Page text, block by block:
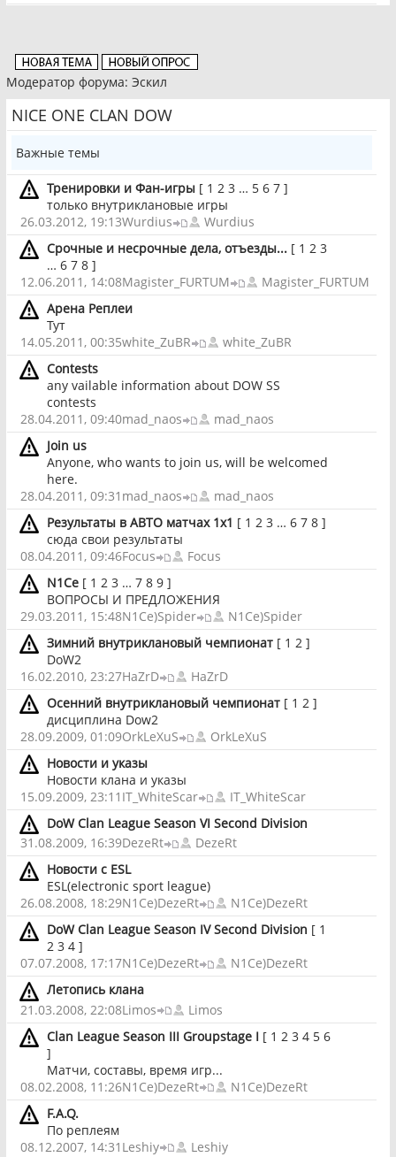
Модератор форума: Эскил
NICE ONE CLAN DOW
Важные темы
Тренировки и Фан-игры [ 1 2 3… 5 6 7]
только внутриклановые игры
26.03.2012, 19:13Wurdius
Wurdius
Срочные и несрочные дела, отъезды... [ 1 2 3
… 6 7 8]
12.06.2011, 14:08Magister_FURTUM
Magister_FURTUM
Арена Реплеи
Тут
14.05.2011, 00:35white_ZuBR
white_ZuBR
Contests
any vailable information about DOW SS
contests
28.04.2011, 09:40mad_naos
mad_naos
Join us
Anyone, who wants to join us, will be welcomed
here.
28.04.2011, 09:31 mad_naos
mad_naos
Результаты в АВТО матчах 1х1 [ 1 2 3… 6 7 8]
сюда свои результаты
08.04.2011, 09:46Focus
Focus
N1Ce [ 1 2 3… 7 8 9]
ВОПРОСЫ И ПРЕДЛОЖЕНИЯ
29.03.2011, 15:48N1Ce)Spider
N1Ce)Spider
Зимний внутриклановый чемпионат [ 1 2]
DoW2
16.02.2010, 23:27HaZrD
HaZrD
Осенний внутриклановый чемпионат [ 1 2]
дисциплина Dow2
28.09.2009, 01:09OrkLeXuS
OrkLeXuS
Новости и указы
Новости клана и указы
15.09.2009, 23:11 IT_WhiteScar
IT_WhiteScar
DoW Clan League Season VI Second Division
31.08.2009, 16:39DezeRt
DezeRt
Новости с ESL
ESL(electronic sport league)
26.08.2008, 18:29N1Ce)DezeRt
N1Ce)DezeRt
DoW Clan League Season IV Second Division [ 1
2 3 4]
07.07.2008, 17:17N1Ce)DezeRt
N1Ce)DezeRt
Летопись клана
21.03.2008, 22:08Limos
Limos
Clan League Season III Groupstage I [ 1 2 3 4 5 6
]
Матчи, составы, время игр...
08.02.2008, 11:26N1Ce)DezeRt
N1Ce)DezeRt
F.A.Q.
По реплеям
08.12.2007, 14:31 Leshiy
Leshiy